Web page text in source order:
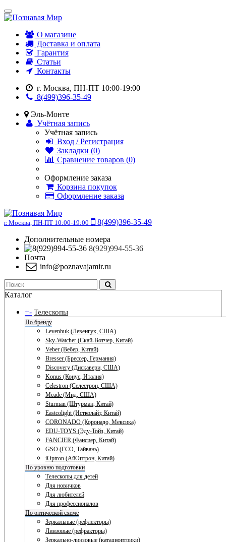
О магазине
Доставка и оплата
Гарантия
Статьи
Контакты
г. Москва, ПН-ПТ 10:00-19:00
8(499)396-35-49
Эль-Монте
Учётная запись
Учётная запись
Вход / Регистрация
Закладки (0)
Сравнение товаров (0)
Оформление заказа
Корзина покупок
Оформление заказа
г. Москва, ПН-ПТ 10:00-19:00
8(499)396-35-49
Дополнительные номера
8(929)994-55-36
Почта
info@poznavajamir.ru
Каталог
+- Телескопы
По бренду
Levenhuk (Левенгук, США)
Sky-Watcher (Скай-Вотчер, Китай)
Veber (Вебер, Китай)
Bresser (Брессер, Германия)
Discovery (Дискавери, США)
Konus (Конус, Италия)
Celestron (Селестрон, США)
Meade (Мид, США)
Sturman (Штурман, Китай)
Eastcolight (Истколайт, Китай)
CORONADO (Коронадо, Мексика)
EDU-TOYS (Эду-Тойз, Китай)
FANCIER (Фансиер, Китай)
GSO (ГСО, Тайвань)
iOptron (АйОптрон, Китай)
По уровню подготовки
Телескопы для детей
Для новичков
Для любителей
Для профессионалов
По оптической схеме
Зеркальные (рефлекторы)
Линзовые (рефракторы)
Зеркально-линзовые (катадиоптрики)